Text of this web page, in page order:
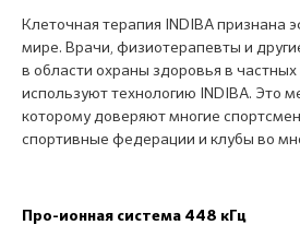
Клеточная терапия INDIBA признана
мире. Врачи, физиотерапевты и
в области охраны здоровья в частных
используют технологию INDIBA. Это
которому доверяют многие
спортивные федерации и клубы во
Про-ионная система 448 кГц